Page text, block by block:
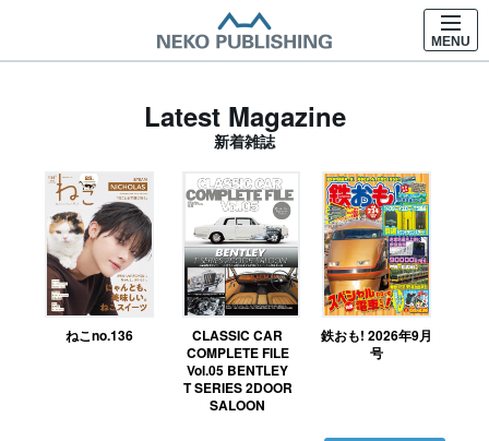
MENU
Latest Magazine
新着雑誌
ねこno.136
CLASSIC CAR
COMPLETE FILE
Vol.05 BENTLEY
T SERIES 2DOOR
SALOON
鉄おも! 2026年9月
号